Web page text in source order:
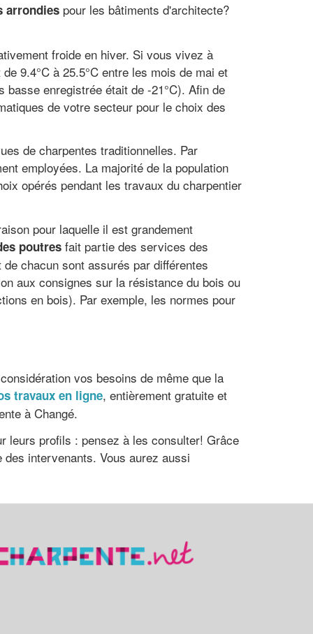
arrondies pour les bâtiments d'architecte?
froide en hiver. Si vous vivez à
9.4°C à 25.5°C entre les mois de mai et
enregistrée était de -21°C). Afin de
de votre secteur pour le choix des
de charpentes traditionnelles. Par
employées. La majorité de la population
opérés pendant les travaux du charpentier
pour laquelle il est grandement
poutres fait partie des services des
chacun sont assurés par différentes
aux consignes sur la résistance du bois ou
en bois). Par exemple, les normes pour
vos besoins de même que la
travaux en ligne, entièrement gratuite et
à Changé.
leurs profils : pensez à les consulter! Grâce
intervenants. Vous aurez aussi